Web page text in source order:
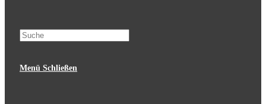
Menü Schließen